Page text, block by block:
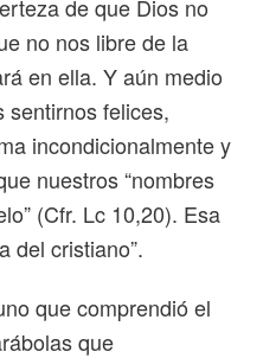
de que Dios no
no nos libre de la
en ella. Y aún medio
sentirnos felices,
incondicionalmente y
nuestros “nombres
(Cfr. Lc 10,20). Esa
del cristiano”.
que comprendió el
que